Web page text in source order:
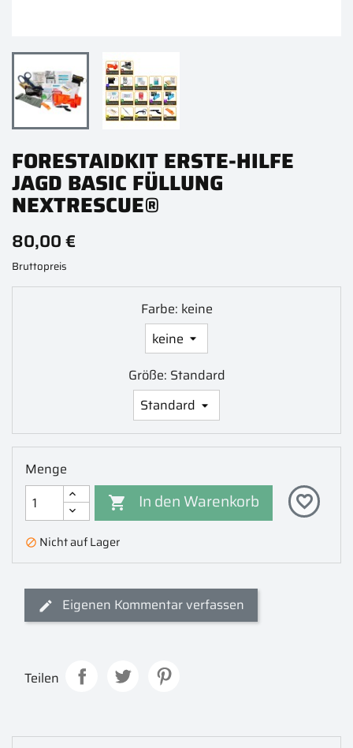
FORESTAIDKIT ERSTE-HILFE
JAGD BASIC FÜLLUNG
NEXTRESCUE®
80,00 €
Bruttopreis
Farbe: keine
Größe: Standard
Menge
 In den Warenkorb favorite_border
 Nicht auf Lager
Eigenen Kommentar verfassen
Teilen